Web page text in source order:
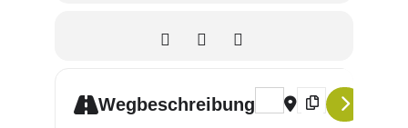
Wegbeschreibung Address - Jahreswechsel
Destination